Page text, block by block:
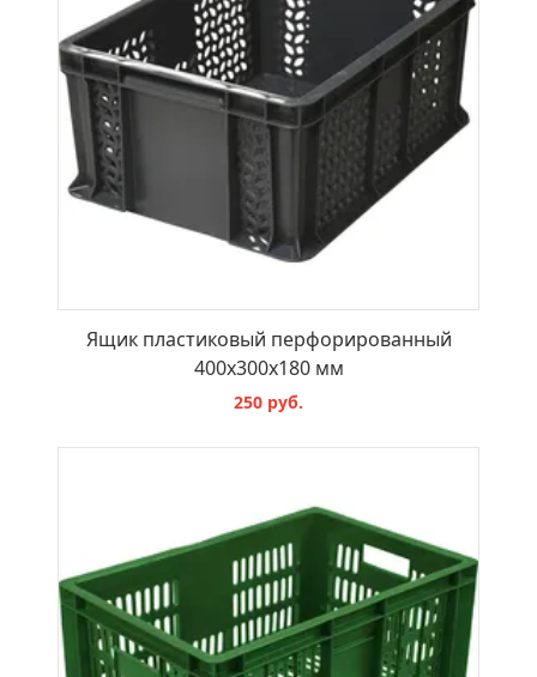
Ящик пластиковый перфорированный
400х300х180 мм
250 руб.